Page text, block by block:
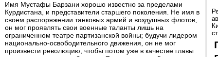
Имя Мустафы Барзани хорошо известно за пределами
Курдистана, и представители старшего поколения. Не имя в
своем распоряжении танковых армий и воздушных флотов,
он мог проявлять свои военные таланты лишь на
ограниченном театре партизанской войны; будучи лидером
национально-освободительного движения, он не мог
произвести революцию, чтобы потом уже в качестве главы